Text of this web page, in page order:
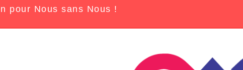
pour Nous sans Nous !